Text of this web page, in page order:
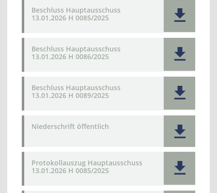
Beschluss Hauptausschuss
13.01.2026 H 0085/2025
Beschluss Hauptausschuss
13.01.2026 H 0086/2025
Beschluss Hauptausschuss
13.01.2026 H 0089/2025
Niederschrift öffentlich
Protokollauszug Hauptausschuss
13.01.2026 H 0085/2025